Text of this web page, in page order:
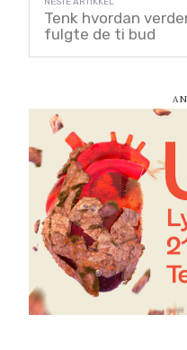
Tenk hvordan
fulgte de ti bud